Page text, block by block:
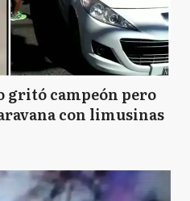
campeón pero
con limusinas